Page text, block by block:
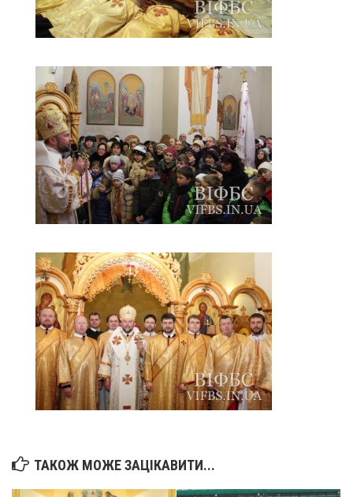
ТАКОЖ МОЖЕ ЗАЦІКАВИТИ...